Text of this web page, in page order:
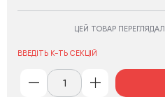
ЦЕЙ ТОВАР
ВВЕДІТЬ К-ТЬ СЕКЦІЙ